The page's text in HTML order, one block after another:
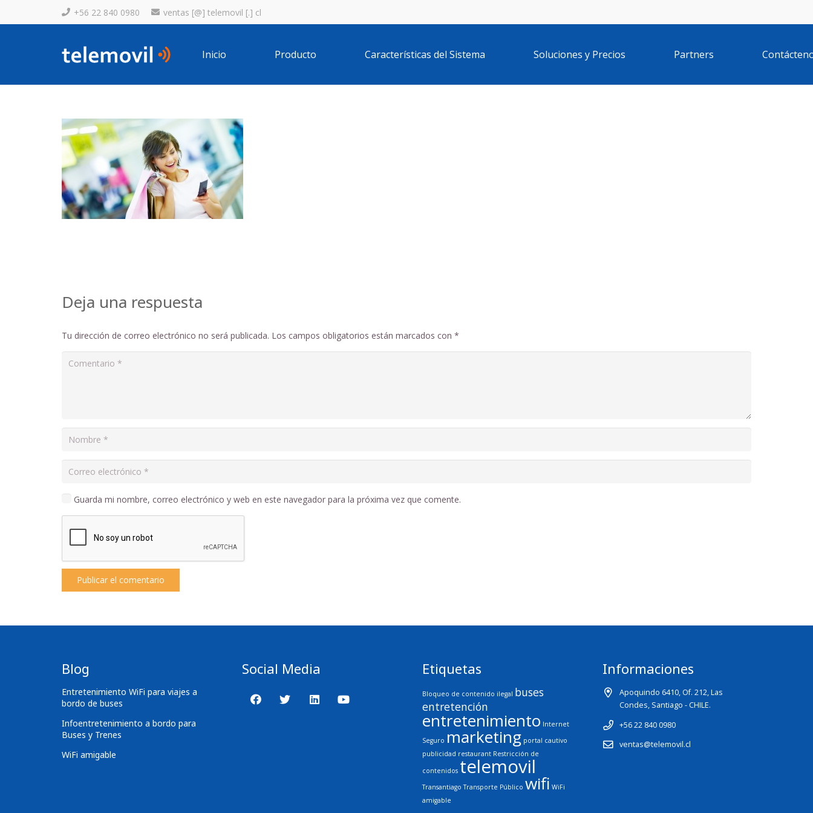
+56 22 840 0980 ventas [@] telemovil [.] cl
Inicio Producto Características del Sistema Soluciones y Precios Partners
Deja una respuesta
Tu dirección de correo electrónico no será publicada. Los campos obligatorios están marcados con *
Guarda mi nombre, correo electrónico y web en este navegador para la próxima vez que comente.
Publicar el comentario
Blog
Entretenimiento WiFi para viajes a
bordo de buses
Infoentretenimiento a bordo para
Buses y Trenes
WiFi amigable
Social Media Etiquetas
Bloqueo de contenido ilegal buses
entretención
entretenimiento Internet
Seguro marketing portal cautivo
publicidad restaurant Restricción de
contenidos telemovil
Transantiago Transporte Público wifi WiFi
amigable
Informaciones
Apoquindo 6410, Of. 212, Las
Condes, Santiago - CHILE.
+56 22 840 0980
ventas@telemovil.cl